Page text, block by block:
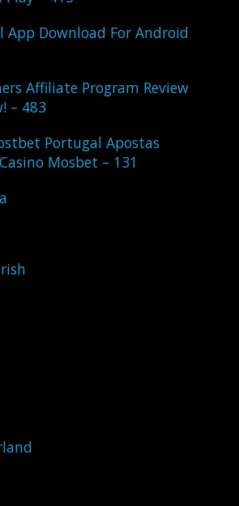
App Download For Android
Affiliate Program Review
– 483
Portugal Apostas
Mosbet – 131